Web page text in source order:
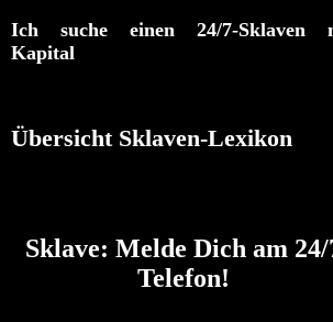
Ich suche einen 24/7-Sklaven
Kapital
Übersicht Sklaven-Lexikon
Sklave: Melde Dich am 24/
Telefon!